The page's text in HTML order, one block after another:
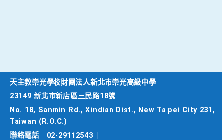
天主教崇光學校財團法人新北市崇光高級中學
23149 新北市新店區三民路18號
No. 18, Sanmin Rd., Xindian Dist., New Taipei City 231,
Taiwan (R.O.C.)
聯絡電話
02-29112543